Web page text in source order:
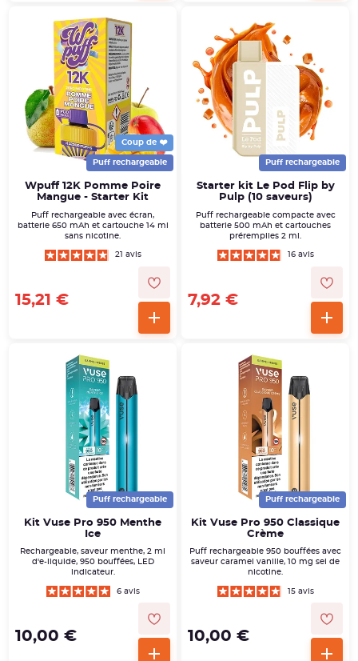
Coup de ❤️
Puff rechargeable
Wpuff 12K Pomme Poire
Mangue - Starter Kit
Puff rechargeable avec écran,
batterie 650 mAh et cartouche 14 ml
sans nicotine.
21 avis
15,21 €
Puff rechargeable
Starter kit Le Pod Flip by
Pulp (10 saveurs)
Puff rechargeable compacte avec
batterie 500 mAh et cartouches
préremplies 2 ml.
16 avis
7,92 €
Puff rechargeable
Kit Vuse Pro 950 Menthe
Ice
Rechargeable, saveur menthe, 2 ml
d'e-liquide, 950 bouffées, LED
indicateur.
6 avis
10,00 €
Puff rechargeable
Kit Vuse Pro 950 Classique
Crème
Puff rechargeable 950 bouffées avec
saveur caramel vanille, 10 mg sel de
nicotine.
15 avis
10,00 €